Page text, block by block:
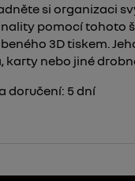
si organizaci
pomocí tohoto
3D tiskem.
karty nebo jiné
doručení: 5 dní